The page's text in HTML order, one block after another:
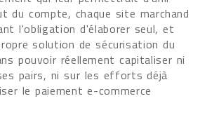
du compte, chaque site marchand
l'obligation d'élaborer seul, et
solution de sécurisation du
pouvoir réellement capitaliser ni
pairs, ni sur les efforts déjà
le paiement e-commerce